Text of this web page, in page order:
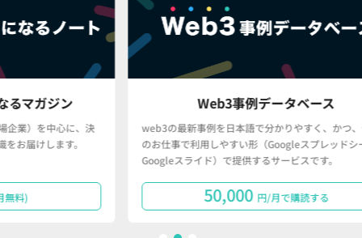
、決
Web3事例データベース
web3の最新事例を日本語で分かりやすく、かつ、皆さん
のお仕事で利用しやすい形（Googleスプレッドシート・
Googleスライド）で提供するサービスです。
50,000 円/月で購読する